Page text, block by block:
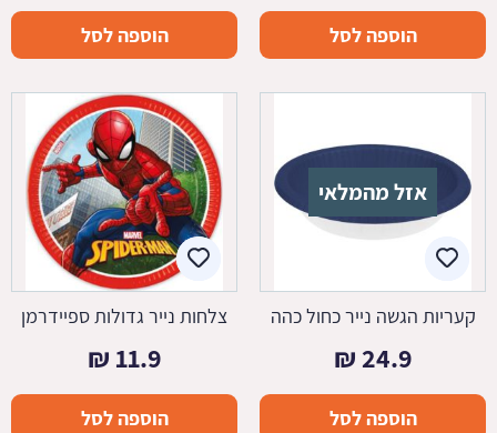
הוספה לסל הוספה לסל
אזל מהמלאי
קעריות הגשה נייר כחול כהה
24.9
₪
הוספה לסל
צלחות נייר גדולות ספיידרמן
11.9
₪
הוספה לסל